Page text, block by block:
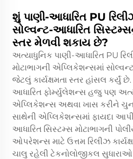
શું પાણી-આધારિત PU
સોલ્વન્ટ-આધારિત
સ્તર મેળવી શકાય છે?
અત્યાધુનિક પાણી-આધારિત PU
મોટાભાગની એપ્લિકેશન્સમાં
જેટલું કાર્યક્ષમતા સ્તર હાંસલ કર્યું
આધારિત ફોર્મ્યુલેશન્સ હજુ પણ
એપ્લિકેશન્સ અથવા ખાસ કરીને
સાથેની એપ્લિકેશન્સમાં ફાયદા
આધારિત સિસ્ટમ્સ મોટાભાગની
ઓપરેશન્સ માટે ઉત્તમ રિલીઝ
ચાલુ રહેલી ટેકનોલોજીકલ